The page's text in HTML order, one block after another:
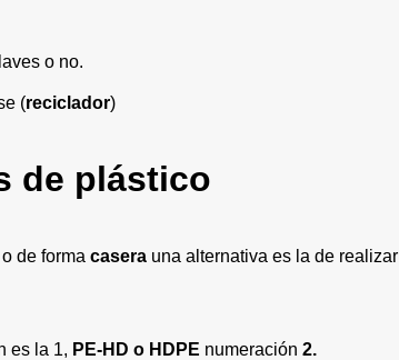
o no.
(reciclador)
de plástico
o de forma casera una alternativa es la de realizar
es la 1, PE-HD o HDPE numeración 2.